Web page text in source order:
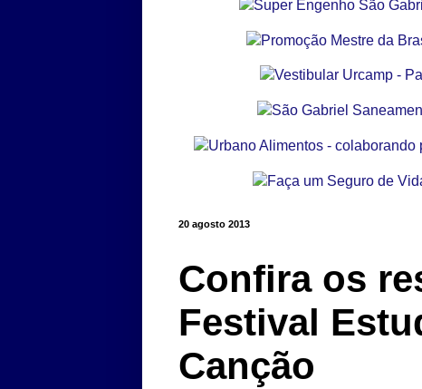
20 agosto 2013
Confira os
Festival
Canção